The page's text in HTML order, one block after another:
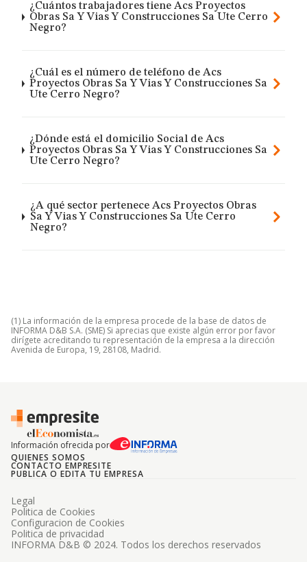
¿Cuántos trabajadores tiene Acs Proyectos
Obras Sa Y Vias Y Construcciones Sa Ute Cerro
Negro?
¿Cuál es el número de teléfono de Acs
Proyectos Obras Sa Y Vias Y Construcciones Sa
Ute Cerro Negro?
¿Dónde está el domicilio Social de Acs
Proyectos Obras Sa Y Vias Y Construcciones Sa
Ute Cerro Negro?
¿A qué sector pertenece Acs Proyectos Obras
Sa Y Vias Y Construcciones Sa Ute Cerro
Negro?
(1) La información de la empresa procede de la base de datos de
INFORMA D&B S.A. (SME) Si aprecias que existe algún error por favor
dirígete acreditando tu representación de la empresa a la dirección
Avenida de Europa, 19, 28108, Madrid.
Información ofrecida por
QUIENES SOMOS
CONTACTO EMPRESITE
PUBLICA O EDITA TU EMPRESA
INFORMA D&B © 2024. Todos los derechos reservados
Legal
Politica de Cookies
Configuracion de Cookies
Politica de privacidad